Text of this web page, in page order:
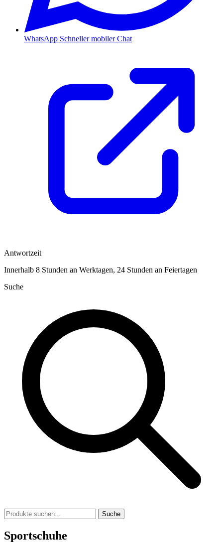
WhatsApp Schneller mobiler Chat
Antwortzeit
Innerhalb 8 Stunden an Werktagen, 24 Stunden an Feiertagen
Suche
Suche
Sportschuhe